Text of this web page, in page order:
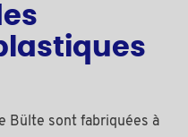
Bülte sont fabriquées à